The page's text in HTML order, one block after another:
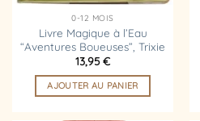
0-12 MOIS
Livre Magique à l’Eau
“Aventures Boueuses”, Trixie
13,95€
AJOUTER AU PANIER